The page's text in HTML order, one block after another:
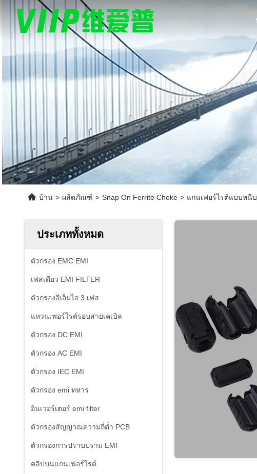
บ้าน > ผลิตภัณฑ์ > Snap On Ferrite Choke > แกนเฟอร์ไรต์แบบหนี
ประเภททั้งหมด
ตัวกรอง EMC EMI
เฟสเดียว EMI FILTER
ตัวกรองอีเอ็มไอ 3 เฟส
แหวนเฟอร์ไรต์รอบสายเคเบิล
ตัวกรอง DC EMI
ตัวกรอง AC EMI
ตัวกรอง IEC EMI
ตัวกรอง emi ทหาร
อินเวอร์เตอร์ emi filter
ตัวกรองสัญญาณความถี่ต่ำ PCB
ตัวกรองการปราบปราม EMI
คลิปบนแกนเฟอร์ไรต์